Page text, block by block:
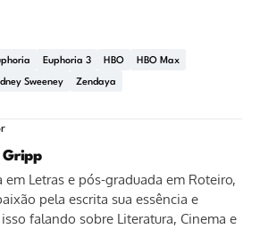
Euphoria 3 HBO HBO Max
Sweeney Zendaya
Gripp
em Letras e pós-graduada em Roteiro,
pela escrita sua essência e
falando sobre Literatura, Cinema e